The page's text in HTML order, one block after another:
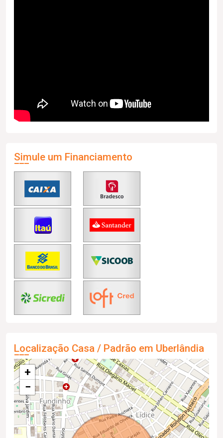
Simule um Financiamento
Localização Casa / Padrão em Uberlândia
+
−